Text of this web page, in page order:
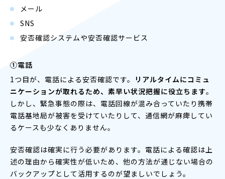
メール
SNS
安否確認システムや安否確認サービス
①電話
1つ目が、電話による安否確認です。
リアルタイムにコミュ
ニケーションが取れるため、素早い状況把握に役立ちます。
しかし、緊急事態の際は、電話回線が混み合っていたり携帯
電話基地局が被害を受けていたりして、通信網が麻痺してい
るケースも少なくありません。
安否確認は確実に行う必要があります。電話による確認は上
述の理由から確実性が低いため、他の方法が通じない場合の
バックアップとして活用するのが望ましいでしょう。